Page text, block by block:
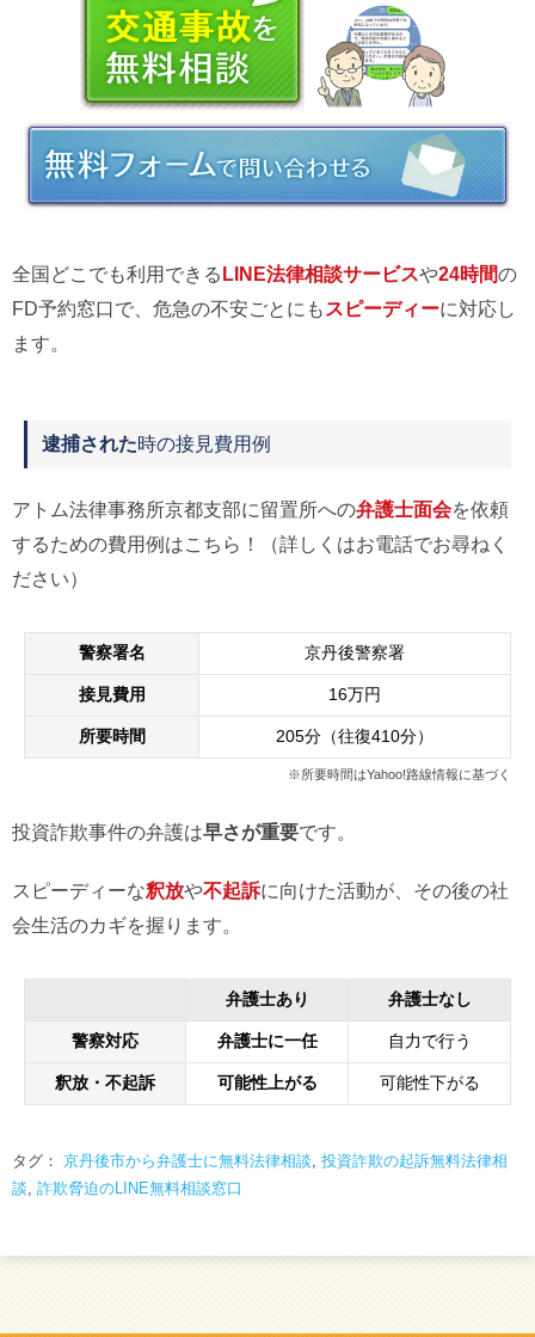
全国どこでも利用できるLINE法律相談サービスや24時間の
FD予約窓口で、危急の不安ごとにも スピーディーに対応し
ます。
逮捕された時の接見費用例
アトム法律事務所京都支部に留置所への弁護士面会を依頼
するための費用例はこちら！（詳しくはお電話でお尋ねく
ださい）
警察署名 京丹後警察署
接見費用 16万円
所要時間 205分（往復410分）
※所要時間はYahoo!路線情報に基づく
投資詐欺事件の弁護は早さが重要です。
スピーディーな釈放や不起訴に向けた活動が、その後の社
会生活のカギを握ります。
弁護士あり 弁護士なし
警察対応 弁護士に一任 自力で行う
釈放・不起訴 可能性上がる 可能性下がる
タグ： 京丹後市から弁護士に無料法律相談 投資詐欺の起訴無料法律相
談 詐欺脅迫のLINE無料相談窓口